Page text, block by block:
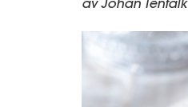
av Johan Tenfalk